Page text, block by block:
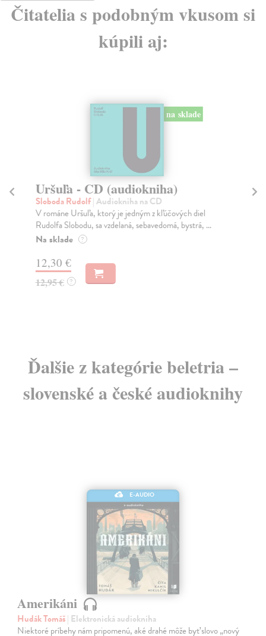
Čitatelia s podobným vkusom si
kúpili aj:
na sklade
Uršuľa - CD (audiokniha)
Sloboda Rudolf| Audiokniha na CD
V románe Uršuľa, ktorý je jedným z kľúčových diel
Rudolfa Slobodu, sa vzdelaná, sebavedomá, bystrá, ...
Na sklade ?
12,30 €
12,95 € ?
Ďalšie z kategórie beletria –
slovenské a české audioknihy
E-AUDIO
Amerikáni
Hudák Tomáš| Elektronická audiokniha
Niektoré príbehy nám pripomenú, aké drahé môže byť slovo „nový